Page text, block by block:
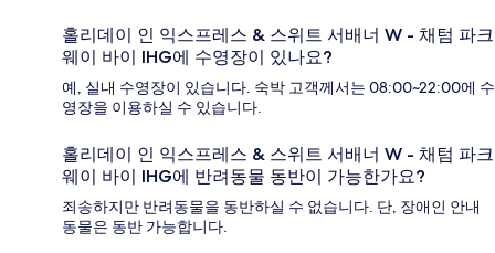
홀리데이 인 익스프레스 & 스위트 서배너 W - 채텀 파크
웨이 바이 IHG에 수영장이 있나요?
예, 실내 수영장이 있습니다. 숙박 고객께서는 08:00~22:00에 수
영장을 이용하실 수 있습니다.
홀리데이 인 익스프레스 & 스위트 서배너 W - 채텀 파크
웨이 바이 IHG에 반려동물 동반이 가능한가요?
죄송하지만 반려동물을 동반하실 수 없습니다. 단, 장애인 안내
동물은 동반 가능합니다.